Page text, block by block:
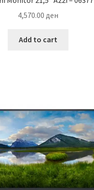
4,570.00 ден
Add to cart